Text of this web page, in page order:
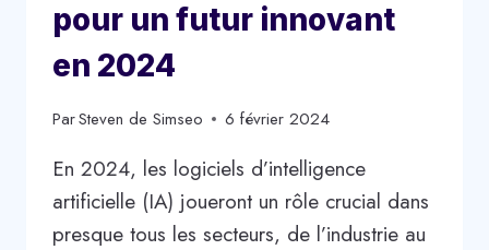
pour un futur innovant
en 2024
ParSteven de Simseo 6 février 2024
En 2024, les logiciels d’intelligence
artificielle (IA) joueront un rôle crucial dans
presque tous les secteurs, de l’industrie au